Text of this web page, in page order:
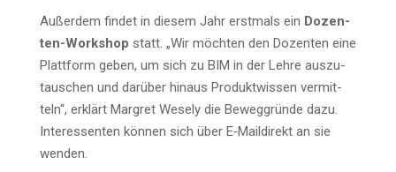
Außer­dem fin­det in die­sem Jahr erst­mals ein Dozen­
ten-Work­shop statt. „Wir möch­ten den Dozen­ten eine
Platt­form geben, um sich zu BIM in der Leh­re aus­zu­
tau­schen und dar­über hin­aus Pro­dukt­wis­sen ver­mit­
teln“, erklärt Mar­gret Wesely die Beweg­grün­de dazu.
Inter­es­sen­ten kön­nen sich über E‑Maildirekt an sie
wenden.